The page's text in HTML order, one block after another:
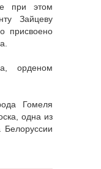
при этом
Зайцеву
присвоено
орденом
Гомеля
одна из
Белоруссии